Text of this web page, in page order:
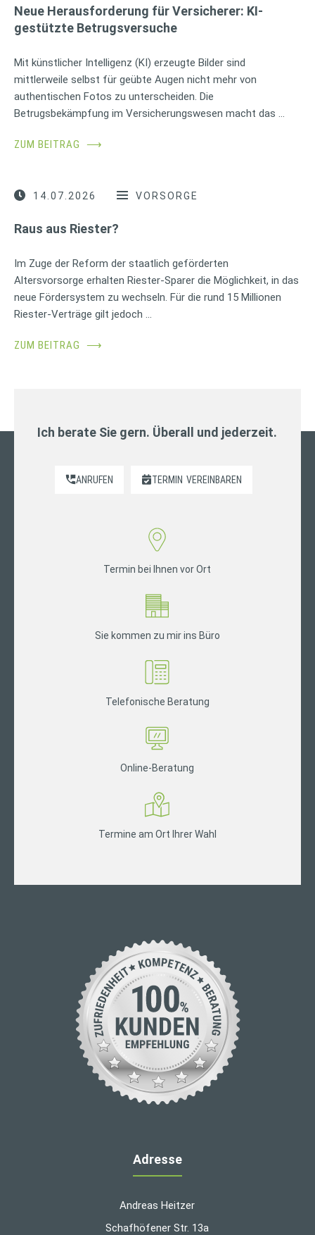
Neue Herausforderung für Versicherer: KI-
gestützte Betrugsversuche
Mit künstlicher Intelligenz (KI) erzeugte Bilder sind
mittlerweile selbst für geübte Augen nicht mehr von
authentischen Fotos zu unterscheiden. Die
Betrugsbekämpfung im Versicherungswesen macht das …
ZUM BEITRAG ⟶
14.07.2026 VORSORGE
Raus aus Riester?
Im Zuge der Reform der staatlich geförderten
Altersvorsorge erhalten Riester-Sparer die Möglichkeit, in das
neue Fördersystem zu wechseln. Für die rund 15 Millionen
Riester-Verträge gilt jedoch …
ZUM BEITRAG ⟶
Ich berate Sie gern. Überall und jederzeit.
ANRUFEN TERMIN VEREINBAREN
Termin bei Ihnen vor Ort
Sie kommen zu mir ins Büro
Telefonische Beratung
Online-Beratung
Termine am Ort Ihrer Wahl
Adresse
Andreas Heitzer
Schafhöfener Str. 13a